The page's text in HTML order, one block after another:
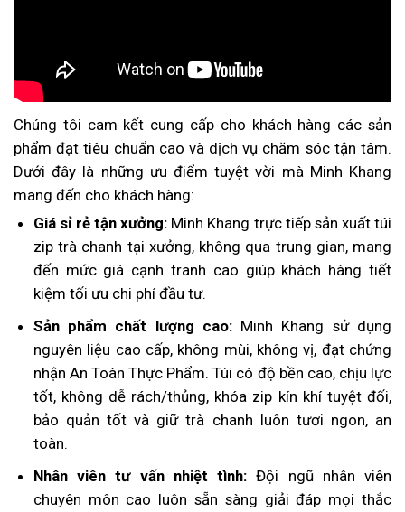
Chúng tôi cam kết cung cấp cho khách hàng các sản
phẩm đạt tiêu chuẩn cao và dịch vụ chăm sóc tận tâm.
Dưới đây là những ưu điểm tuyệt vời mà Minh Khang
mang đến cho khách hàng:
Giá sỉ rẻ tận xưởng: Minh Khang trực tiếp sản xuất túi
zip trà chanh tại xưởng, không qua trung gian, mang
đến mức giá cạnh tranh cao giúp khách hàng tiết
kiệm tối ưu chi phí đầu tư.
Sản phẩm chất lượng cao: Minh Khang sử dụng
nguyên liệu cao cấp, không mùi, không vị, đạt chứng
nhận An Toàn Thực Phẩm. Túi có độ bền cao, chịu lực
tốt, không dễ rách/thủng, khóa zip kín khí tuyệt đối,
bảo quản tốt và giữ trà chanh luôn tươi ngon, an
toàn.
Nhân viên tư vấn nhiệt tình: Đội ngũ nhân viên
chuyên môn cao luôn sẵn sàng giải đáp mọi thắc